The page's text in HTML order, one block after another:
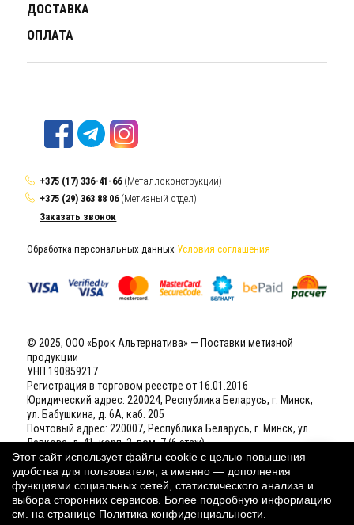
ДОСТАВКА
ОПЛАТА
+375 (17) 336-41-66 (Металлоконструкции)
+375 (29) 363 88 06(Метизный отдел)
Заказать звонок
Обработка персональных данных Условия соглашения
© 2025, ООО «Брок Альтернатива» — Поставки метизной
продукции
УНП 190859217
Регистрация в торговом реестре от 16.01.2016
Юридический адрес: 220024, Республика Беларусь, г. Минск,
ул. Бабушкина, д. 6А, каб. 205
Почтовый адрес: 220007, Республика Беларусь, г. Минск, ул.
Левкова, д. 41, корп. 2, пом. 7 (6 этаж)
Р/С BY61 BELB 3012 0058 5100 1022 6000 (BYN) в ОАО «Банк
БелВЭБ», БИК BELBBY2X
Свидетельство о государственной регистрации(открыть)
Наш рейтинг:4,8 (Голосов:25из 30) ★★★★★
Этот сайт использует файлы cookie с целью повышения
удобства для пользователя, а именно — дополнения
функциями социальных сетей, статистического анализа и
выбора сторонних сервисов. Более подробную информацию
см. на странице Политика конфиденциальности